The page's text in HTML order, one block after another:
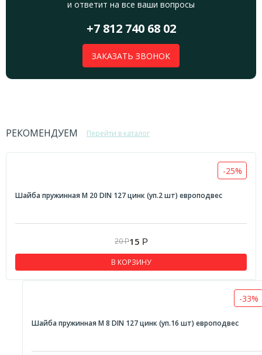
и ответит на все ваши вопросы
+7 812 740 68 02
ЗАКАЗАТЬ ЗВОНОК
РЕКОМЕНДУЕМ Перейти в каталог
-25%
Шайба пружинная М 20 DIN 127 цинк (уп.2 шт) европодвес
20Р15 Р
В КОРЗИНУ
-33%
Шайба пружинная М 8 DIN 127 цинк (уп.16 шт) европодвес